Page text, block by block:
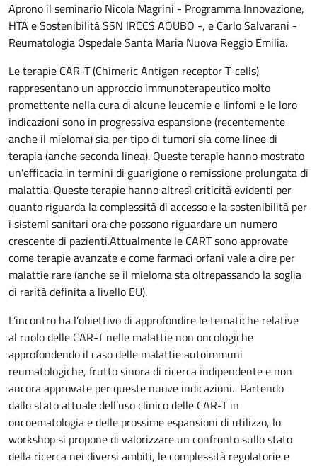
Aprono il seminario Nicola Magrini - Programma Innovazione,
HTA e Sostenibilità SSN IRCCS AOUBO -, e Carlo Salvarani -
Reumatologia Ospedale Santa Maria Nuova Reggio Emilia.
Le terapie CAR-T (Chimeric Antigen receptor T-cells)
rappresentano un approccio immunoterapeutico molto
promettente nella cura di alcune leucemie e linfomi e le loro
indicazioni sono in progressiva espansione (recentemente
anche il mieloma) sia per tipo di tumori sia come linee di
terapia (anche seconda linea). Queste terapie hanno mostrato
un'efficacia in termini di guarigione o remissione prolungata di
malattia. Queste terapie hanno altresì criticità evidenti per
quanto riguarda la complessità di accesso e la sostenibilità per
i sistemi sanitari ora che possono riguardare un numero
crescente di pazienti.Attualmente le CART sono approvate
come terapie avanzate e come farmaci orfani vale a dire per
malattie rare (anche se il mieloma sta oltrepassando la soglia
di rarità definita a livello EU).
L’incontro ha l’obiettivo di approfondire le tematiche relative
al ruolo delle CAR-T nelle malattie non oncologiche
approfondendo il caso delle malattie autoimmuni
reumatologiche, frutto sinora di ricerca indipendente e non
ancora approvate per queste nuove indicazioni. Partendo
dallo stato attuale dell’uso clinico delle CAR-T in
oncoematologia e delle prossime espansioni di utilizzo, lo
workshop si propone di valorizzare un confronto sullo stato
della ricerca nei diversi ambiti, le complessità regolatorie e